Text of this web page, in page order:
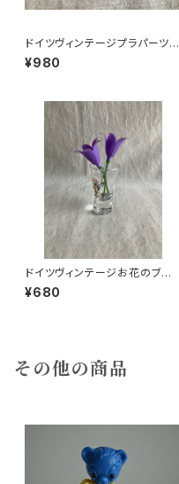
ドイツヴィンテージプラパーツゾ
ウさん青183
¥980
ドイツヴィンテージお花のブロ
ーチ18
¥680
その他の商品